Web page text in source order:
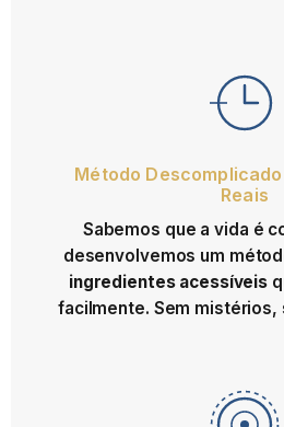
Método
Reais
Sabemos que a vida é
desenvolvemos um
ingredientes acessíveis
facilmente. Sem mistérios,